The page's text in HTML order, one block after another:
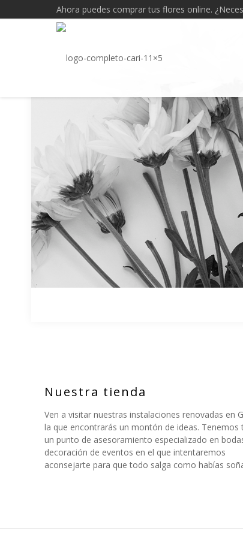
Ahora puedes comprar tus flores online.
Nuestra tienda
Ven a visitar nuestras instalaciones renovadas en
la que encontrarás un montón de ideas. Tenemos
un punto de asesoramiento especializado en
decoración de eventos en el que intentaremos
aconsejarte para que todo salga como habías